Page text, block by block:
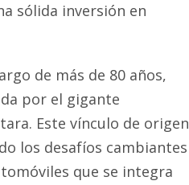
sólida inversión en
de más de 80 años,
por el gigante
Este vínculo de origen
los desafíos cambiantes
que se integra